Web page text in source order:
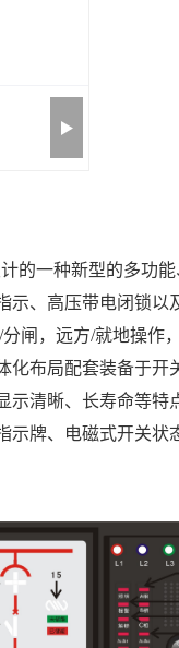
的一种新型的多功能
、高压带电闭锁以
闸，远方/就地操作
布局配套装备于
示清晰、长寿命等特
示牌、电磁式开关